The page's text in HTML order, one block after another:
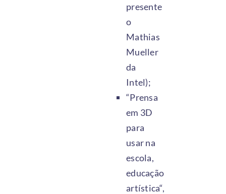
presente
o
Mathias
Mueller
da
Intel);
“Prensa
em 3D
para
usar na
escola,
educação
artística“,